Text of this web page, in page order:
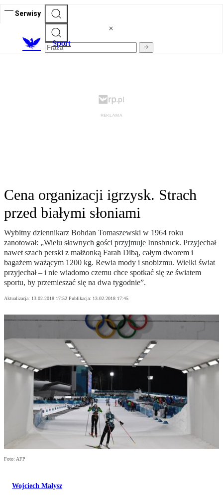
Serwisy
Sport
Cena organizacji igrzysk. Strach
przed białymi słoniami
Wybitny dziennikarz Bohdan Tomaszewski w 1964 roku
zanotował: „Wielu sławnych gości przyjmuje Innsbruck. Przyjechał
nawet szach perski z małżonką Farah Dibą, całym dworem i
bagażem ważącym 1200 kg. Rewia mody i snobizmu. Wielki świat
przyjechał – i nie wiadomo czemu chce spotkać się ze światem
sportu, by przemieszać się na dwa tygodnie”.
Aktualizacja: 13.02.2018 17:52 Publikacja: 13.02.2018 17:45
Foto: AFP
Wojciech Małysz